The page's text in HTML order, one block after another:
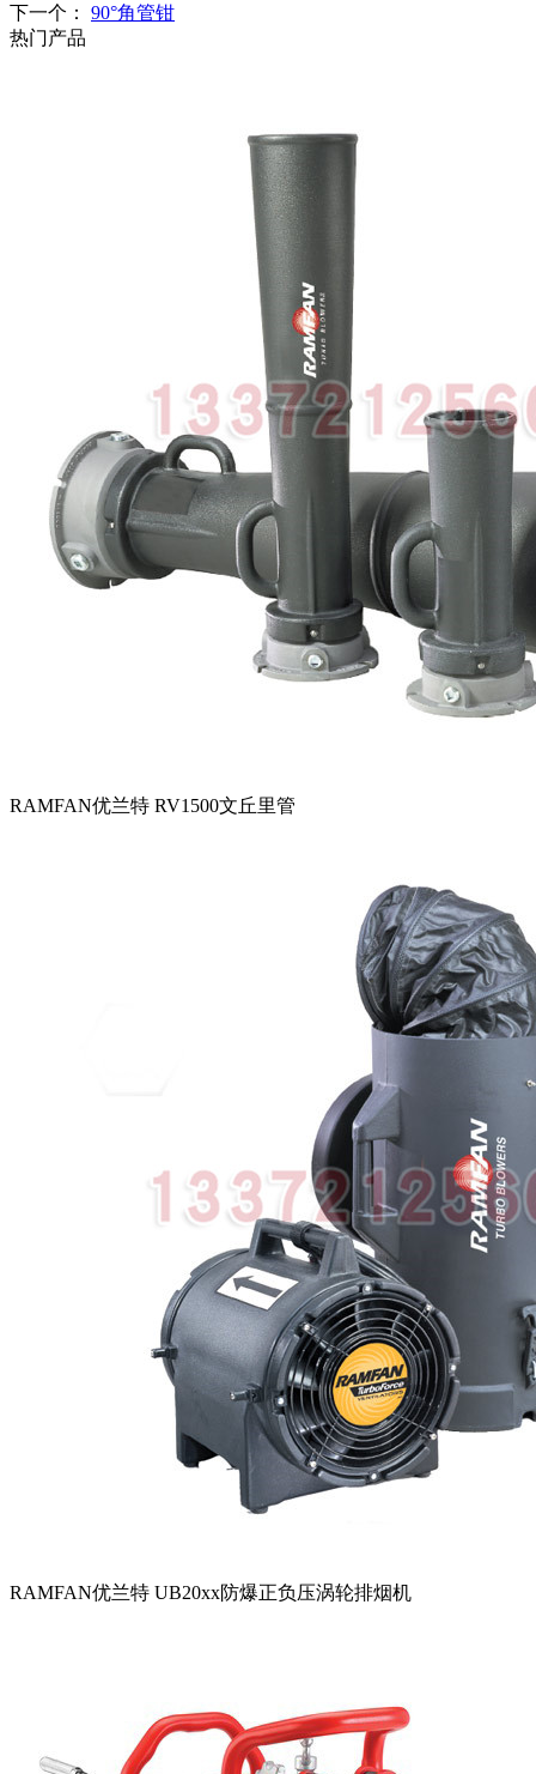
下一个： 90°角管钳
热门产品
RAMFAN优兰特 RV1500文丘里管
RAMFAN优兰特 UB20xx防爆正负压涡轮排烟机